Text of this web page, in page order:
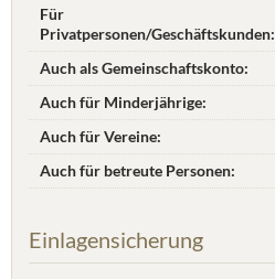
Für
Privatpersonen/Geschäftskunden:
Auch als Gemeinschaftskonto:
Auch für Minderjährige:
Auch für Vereine:
Auch für betreute Personen:
Einlagensicherung